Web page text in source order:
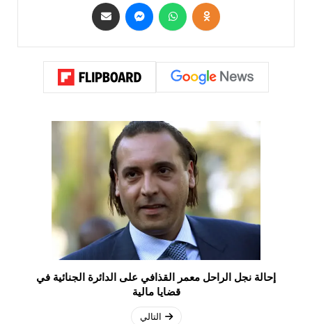
إحالة نجل الراحل معمر القذافي على الدائرة الجنائية في
قضايا مالية
التالي